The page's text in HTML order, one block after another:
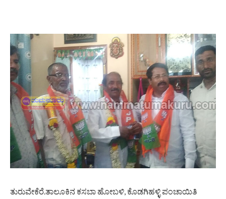
ತುರುವೇಕೆರೆ.ತಾಲೂಕಿನ ಕಸಬಾ ಹೋಬಳಿ, ಕೊಡಗಿಹಳ್ಳಿ ಪಂಚಾಯಿತಿ